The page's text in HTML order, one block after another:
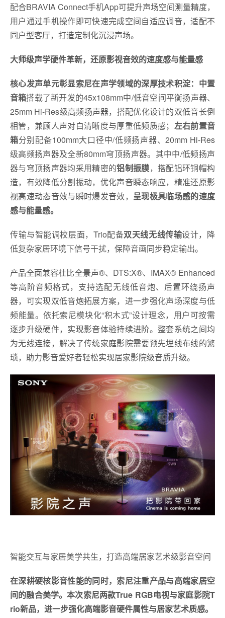
配合BRAVIA Connect手机App可提升声场空间测量精度，
用户通过手机操作即可快速完成空间自适应调音，适配不
同户型客厅，打造定制化沉浸声场。
大师级声学硬件革新，还原影视音效的速度感与能量感
核心发声单元彰显索尼在声学领域的深厚技术积淀： 中置
音箱搭载了新开发的45x108mm中/低音空间平衡扬声器、
25mm Hi-Res级高频扬声器，搭配优化设计的双低音长倒
相管，兼顾人声对白清晰度与厚重低频质感； 左右前置音
箱分别配备100mm大口径中/低频扬声器、20mm Hi-Res
级高频扬声器及全新80mm穹顶扬声器。其中中/低频扬声
器与穹顶扬声器均采用精密的铝制振膜，搭配铝环铜帽构
造，有效降低分割振动，优化声音瞬态响应，精准还原影
视高速动态音效与瞬时爆发音效， 呈现极具临场感的速度
感与能量感。
传输与智能调校层面，Trio配备双天线无线传输设计，降
低复杂家居环境下信号干扰，保障音画同步稳定输出。
产品全面兼容杜比全景声®、DTS:X®、IMAX® Enhanced
等高阶音频格式，支持选配无线低音炮、后置环绕扬声
器，可实现双低音炮拓展方案，进一步强化声场深度与低
频能量。依托索尼模块化“积木式”设计理念，用户可按需
逐步升级硬件，实现影音体验持续进阶。整套系统之间均
为无线连接，解决了传统家庭影院需要预先埋线布线的繁
琐，助力影音爱好者轻松实现居家影院级音质升级。
智能交互与家居美学共生，打造高端居家艺术级影音空间
在深耕硬核影音性能的同时，索尼注重产品与高端家居空
间的融合美学。本次索尼两款True RGB电视与家庭影院T
rio新品，进一步强化高端影音硬件属性与居家艺术质感。